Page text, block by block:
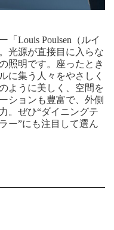
Louis Poulsen（ルイ
光源が直接目に入らな
照明です。座ったとき
に集う人々をやさしく
ように美しく、空間を
ションも豊富で、外側
。ぜひ“ダイニングテ
ー”にも注目して選ん